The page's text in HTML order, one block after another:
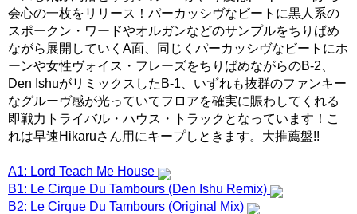
会心の一枚をリリース！パーカッシヴなビートに黒人系の
スポークン・ワードやオルガンなどのサンプルをちりばめ
ながら展開していくA面、同じくパーカッシヴなビートにホ
ーンや女性ヴォイス・フレーズをちりばめながらのB-2、
Den IshuがリミックスしたB-1、いずれも抜群のファンキー
なグルーヴ感が光っていてフロアを確実に賑わしてくれる
即戦力トライバル・ハウス・トラックとなっています！こ
れは早速Hikaruさん用にキープしときます。大推薦盤!!
A1: Lord Teach Me House
B1: Le Cirque Du Tambours (Den Ishu Remix)
B2: Le Cirque Du Tambours (Original Mix)